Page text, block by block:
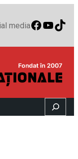
media
Search